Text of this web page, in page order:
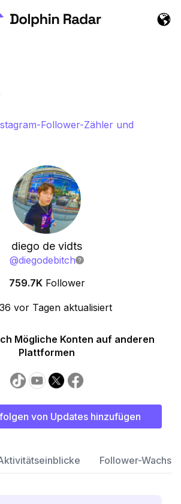
Follower-Zähler und
diego de vidts
@diegodebitch
759.7K Follower
vor Tagen aktualisiert
Mögliche Konten auf anderen
Plattformen
von Updates hinzufügen
Follower-